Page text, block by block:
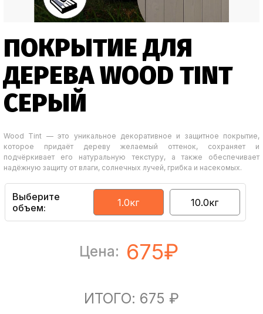
ПОКРЫТИЕ ДЛЯ
ДЕРЕВА WOOD TINT
СЕРЫЙ
Wood Tint — это уникальное декоративное и защитное покрытие,
которое придаёт дереву желаемый оттенок, сохраняет и
подчёркивает его натуральную текстуру, а также обеспечивает
надёжную защиту от влаги, солнечных лучей, грибка и насекомых.
Выберите
объем:
1.0кг 10.0кг
Цена: 675₽
ИТОГО: 675 ₽